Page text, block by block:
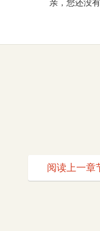
亲，您还没
阅读上一章